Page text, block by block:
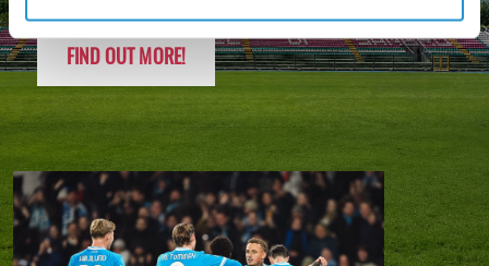
FIND OUT MORE!